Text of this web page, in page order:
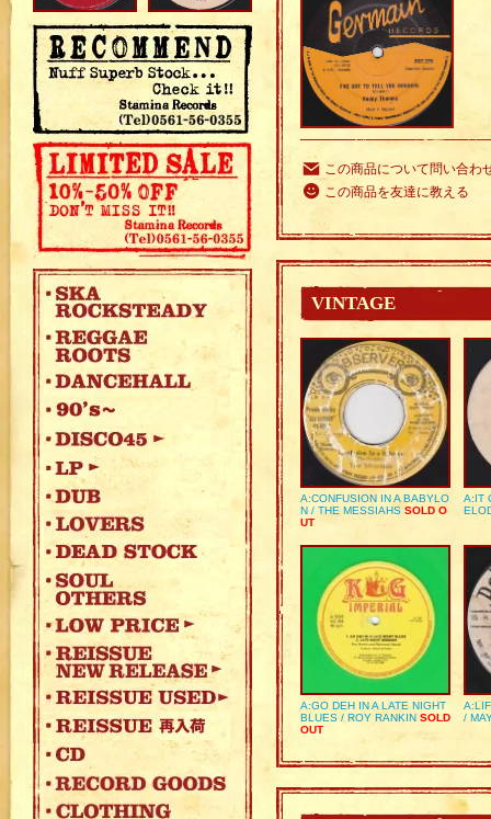
この商品について問い合わ
この商品を友達に教える
VINTAGE
A:CONFUSION IN A BABYLO
N / THE MESSIAHS SOLD O
UT
A:IT
A:GO DEH IN A LATE NIGHT
BLUES / ROY RANKIN SOLD
OUT
/